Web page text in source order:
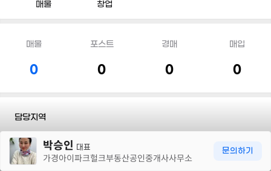
매물 창업
매물
0
포스트
0
경매
0
매입
0
담당지역
전화 박승인 대표
가경아이파크헐크부동산공인중개사사무소
문의하기